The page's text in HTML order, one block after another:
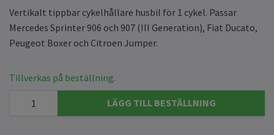
Vertikalt tippbar cykelhållare husbil för 1 cykel. Passar
Mercedes Sprinter 906 och 907 (III Generation), Fiat Ducato,
Peugeot Boxer och Citroen Jumper.
Tillverkas på beställning.
LÄGG TILL BESTÄLLNING